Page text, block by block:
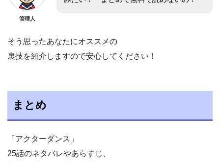
管理人
そう思ったあなたにオススメの
裏技を紹介しますので安心してください！
まとめ
「アクターダンス」
25話のネタバレやあらすじ、